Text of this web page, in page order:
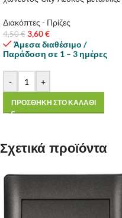
Διακόπτες - Πρίζες
4,50€ 3,60€
Άμεσα διαθέσιμο /
Παράδοση σε 1 – 3 ημέρες
- +
ΠΡΟΣΘΗΚΗ ΣΤΟ ΚΑΛΑΘΙ
Σχετικά προϊόντα